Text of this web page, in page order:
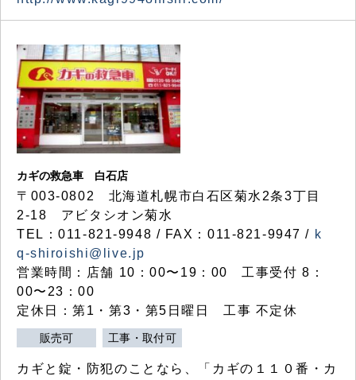
カギの救急車 白石店
〒003-0802 北海道札幌市白石区菊水2条3丁目
2-18 アビタシオン菊水
TEL：011-821-9948 / FAX：011-821-9947 / k
q-shiroishi@live.jp
営業時間：店舗 10：00〜19：00 工事受付 8：
00〜23：00
定休日：第1・第3・第5日曜日 工事 不定休
販売可 工事・取付可
カギと錠・防犯のことなら、「カギの１１０番・カ